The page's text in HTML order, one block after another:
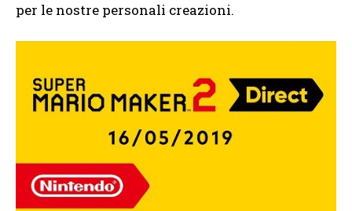
per le nostre personali creazioni.